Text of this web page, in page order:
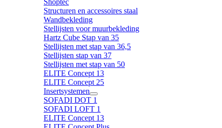
Shoptec
Structuren en accessoires staal
Wandbekleding
Stellijsten voor muurbekleding
Hartz Cube Stap van 35
Stellijsten met stap van 36,5
Stellijsten stap van 37
Stellijsten met stap van 50
ELITE Concept 13
ELITE Concept 25
Insertsystemen
SOFADI DOT 1
SOFADI LOFT 1
ELITE Concept 13